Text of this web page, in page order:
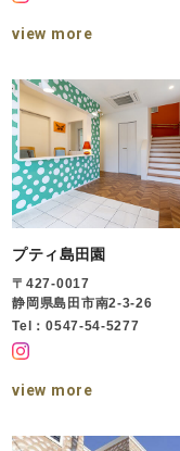
view more
プティ島田園
〒427-0017
静岡県島田市南2-3-26
Tel：0547-54-5277
view more